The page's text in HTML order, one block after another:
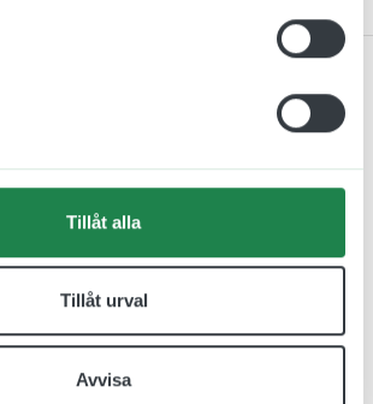
Tillåt alla
Tillåt urval
Avvisa